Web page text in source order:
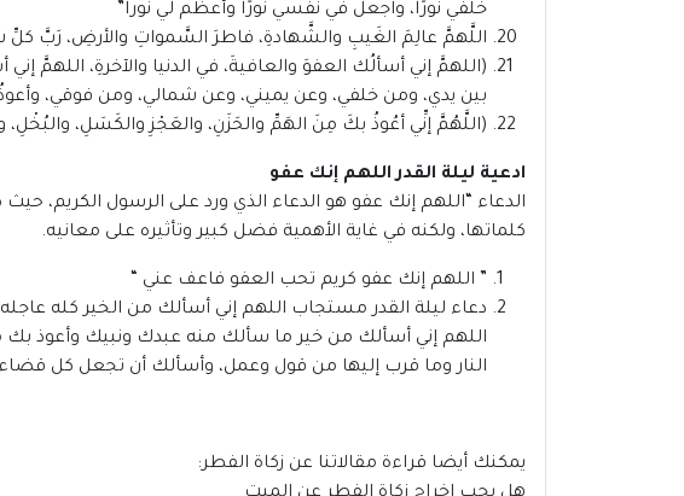
خلفي نورًا، واجعل في نفسي نورًا وأعظم لي نورا”
اللَّهمَّ عالِمَ الغَيبِ والشَّهادةِ، فاطرَ السَّمواتِ والأرضِ، رَبَّ
(اللهمَّ إني أسألُك العفوَ والعافيةَ، في الدنيا والآخرةِ، اللهمَّ
بين يدي، ومن خلفي، وعن يميني، وعن شمالي، ومن فوقي،
(اللَّهُمَّ إنِّي أعُوذُ بكَ مِنَ الهَمِّ والحَزَنِ، والعَجْزِ والكَسَلِ، والبُخْلِ،
ادعية ليلة القدر اللهم إنك عفو
الدعاء “اللهم إنك عفو هو الدعاء الذي ورد على الرسول الكريم،
كلماتها، ولكنه في غاية الأهمية فضل كبير وتأثيره على معانيه.
” اللهم إنك عفو كريم تحب العفو فاعف عني “
دعاء ليلة القدر مستجاب اللهم إني أسألك من الخير كله
اللهم إني أسألك من خير ما سألك منه عبدك ونبيك وأعوذ
النار وما قرب إليها من قول وعمل، وأسألك أن تجعل كل
يمكنك أيضا قراءة مقالاتنا عن زكاة الفطر: